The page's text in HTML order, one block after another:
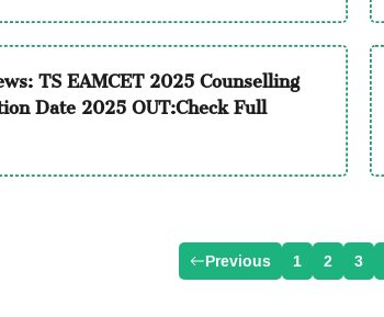
TS EAMCET 2025 Counselling
Date 2025 OUT:Check Full
Previous 1 2 3